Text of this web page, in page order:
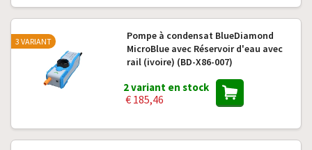
Pompe à condensat BlueDiamond
MicroBlue avec Réservoir d'eau avec
rail (ivoire) (BD-X86-007)
2 variant en stock
€ 185,46
3 VARIANT